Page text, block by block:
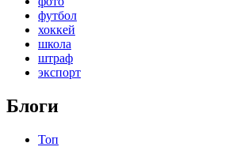
футбол
хоккей
школа
штраф
экспорт
Блоги
Топ